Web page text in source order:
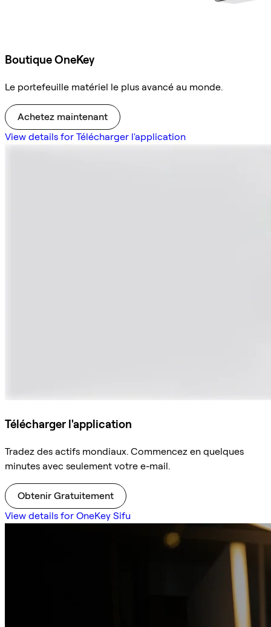
Boutique OneKey
Le portefeuille matériel le plus avancé au monde.
Achetez maintenant
View details for Télécharger l'application
Télécharger l'application
Tradez des actifs mondiaux. Commencez en quelques
minutes avec seulement votre e-mail.
Obtenir Gratuitement
View details for OneKey Sifu